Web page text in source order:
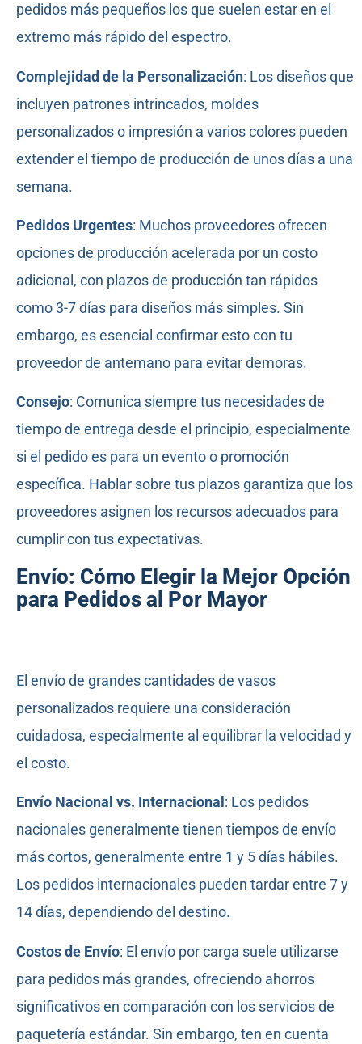
pedidos más pequeños los que suelen estar en el
extremo más rápido del espectro.
Complejidad de la Personalización: Los diseños que
incluyen patrones intrincados, moldes
personalizados o impresión a varios colores pueden
extender el tiempo de producción de unos días a una
semana.
Pedidos Urgentes: Muchos proveedores ofrecen
opciones de producción acelerada por un costo
adicional, con plazos de producción tan rápidos
como 3-7 días para diseños más simples. Sin
embargo, es esencial confirmar esto con tu
proveedor de antemano para evitar demoras.
Consejo: Comunica siempre tus necesidades de
tiempo de entrega desde el principio, especialmente
si el pedido es para un evento o promoción
específica. Hablar sobre tus plazos garantiza que los
proveedores asignen los recursos adecuados para
cumplir con tus expectativas.
Envío: Cómo Elegir la Mejor Opción
para Pedidos al Por Mayor
El envío de grandes cantidades de vasos
personalizados requiere una consideración
cuidadosa, especialmente al equilibrar la velocidad y
el costo.
Envío Nacional vs. Internacional : Los pedidos
nacionales generalmente tienen tiempos de envío
más cortos, generalmente entre 1 y 5 días hábiles.
Los pedidos internacionales pueden tardar entre 7 y
14 días, dependiendo del destino.
Costos de Envío: El envío por carga suele utilizarse
para pedidos más grandes, ofreciendo ahorros
significativos en comparación con los servicios de
paquetería estándar. Sin embargo, ten en cuenta